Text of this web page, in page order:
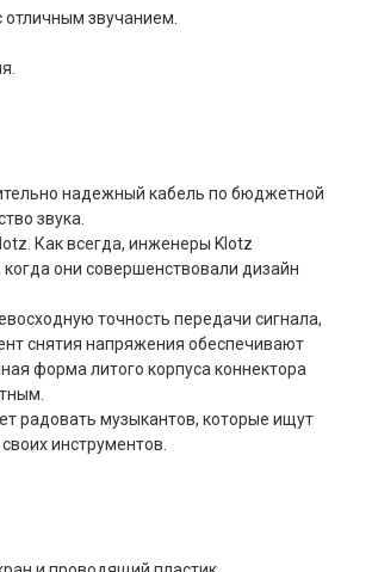
звучанием.
надежный кабель по бюджетной
звука.
Как всегда, инженеры Klotz
они совершенствовали дизайн
точность передачи сигнала,
снятия напряжения обеспечивают
форма литого корпуса коннектора
радовать музыкантов, которые ищут
инструментов.